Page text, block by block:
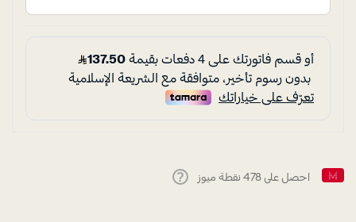
احصل على 478 نقطة ميوز